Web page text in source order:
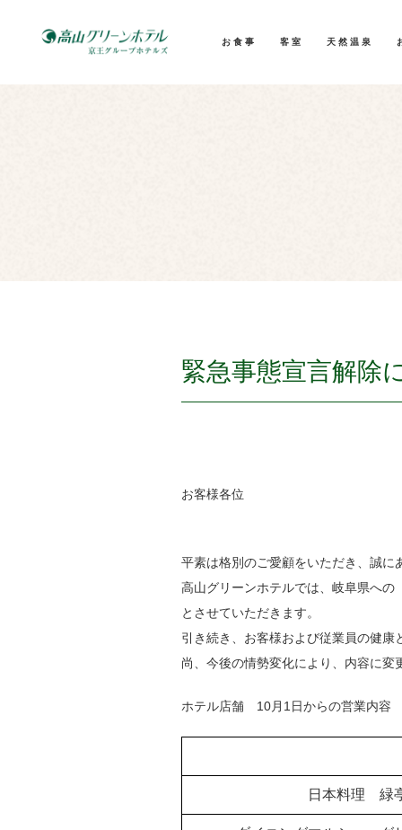
お食事 客室 天然温泉
緊急事態宣言解除
お客様各位
平素は格別のご愛顧をいただき、誠に
高山グリーンホテルでは、岐阜県へ
とさせていただきます。
引き続き、お客様および従業員の健
尚、今後の情勢変化により、内容に
ホテル店舗 10月1日からの営業内容
日本料理 緑